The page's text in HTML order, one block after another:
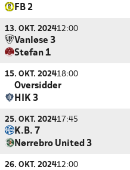
FB 2
13. OKT. 202412:00
Vanløse 3
Stefan 1
15. OKT. 202418:00
Oversidder
HIK 3
25. OKT. 202417:45
K.B. 7
Nørrebro United 3
26. OKT. 202412:00